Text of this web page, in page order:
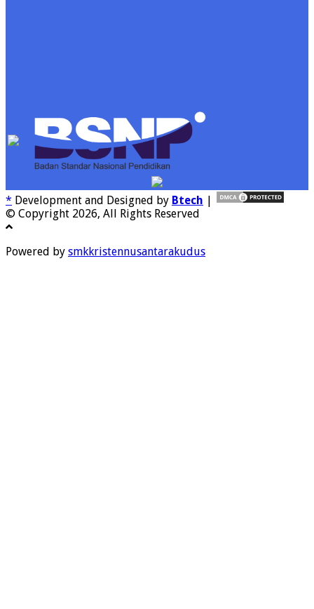
* Development and Designed by Btech |
© Copyright 2026, All Rights Reserved
Powered by smkkristennusantarakudus